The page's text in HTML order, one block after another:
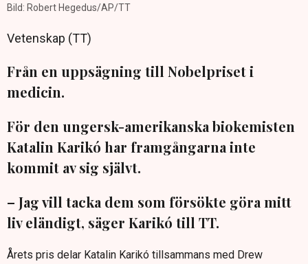
Bild: Robert Hegedus/AP/TT
Vetenskap (TT)
Från en uppsägning till Nobelpriset i
medicin.
För den ungersk-amerikanska biokemisten
Katalin Karikó har framgångarna inte
kommit av sig självt.
– Jag vill tacka dem som försökte göra mitt
liv eländigt, säger Karikó till TT.
Årets pris delar Katalin Karikó tillsammans med Drew